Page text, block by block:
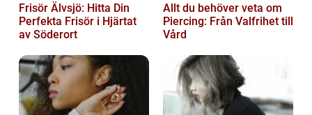
Frisör Älvsjö: Hitta Din
Perfekta Frisör i Hjärtat
av Söderort
Allt du behöver veta om
Piercing: Från Valfrihet till
Vård